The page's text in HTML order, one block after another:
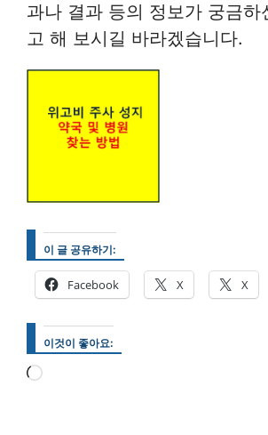
과나 결과 등의 정보가 궁금하
고 해 보시길 바라겠습니다.
이 글 공유하기:
Facebook X X
이것이 좋아요:
로